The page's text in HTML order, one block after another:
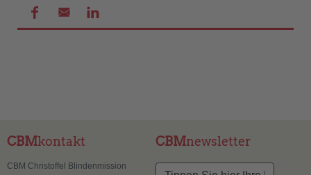
CBMkontakt
CBM Christoffel Blindenmission
CBMnewsletter